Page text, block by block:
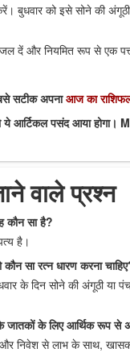
बुधवार को इसे सोने की
दें और नियमित रूप से एक
सटीक अपनाआज का
आर्टिकल पसंद आया
वाले प्रश्न
कौन सा है?
है।
सा रत्न धारण करना
के दिन सोने की अंगूठी या
जातकों के लिए आर्थिक रूप
निवेश से लाभ के साथ,